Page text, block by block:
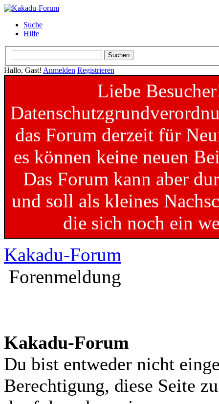
Suche
Hilfe
Hallo, Gast! Anmelden Registrieren
Liebe
das Forum derzeit für
es können keine neuen
Das Forum kann aber
und soll als kleines
die sich noch ein
Kakadu-Forum
Forenmeldung
Kakadu-Forum
Du bist entweder nicht
Berechtigung, diese Seite